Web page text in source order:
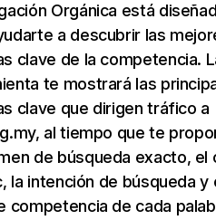
Orgánica está
a descubrir las
clave de la competencia.
te mostrará las
clave que dirigen tráfico a
al tiempo que te
de búsqueda exacto, el
la intención de búsqueda y
competencia de cada